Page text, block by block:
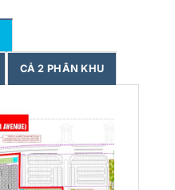
CẢ 2 PHÂN KHU